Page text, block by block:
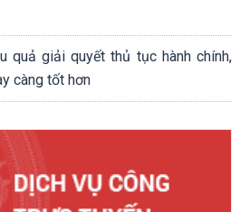
quả giải quyết thủ tục hành chính,
càng tốt hơn